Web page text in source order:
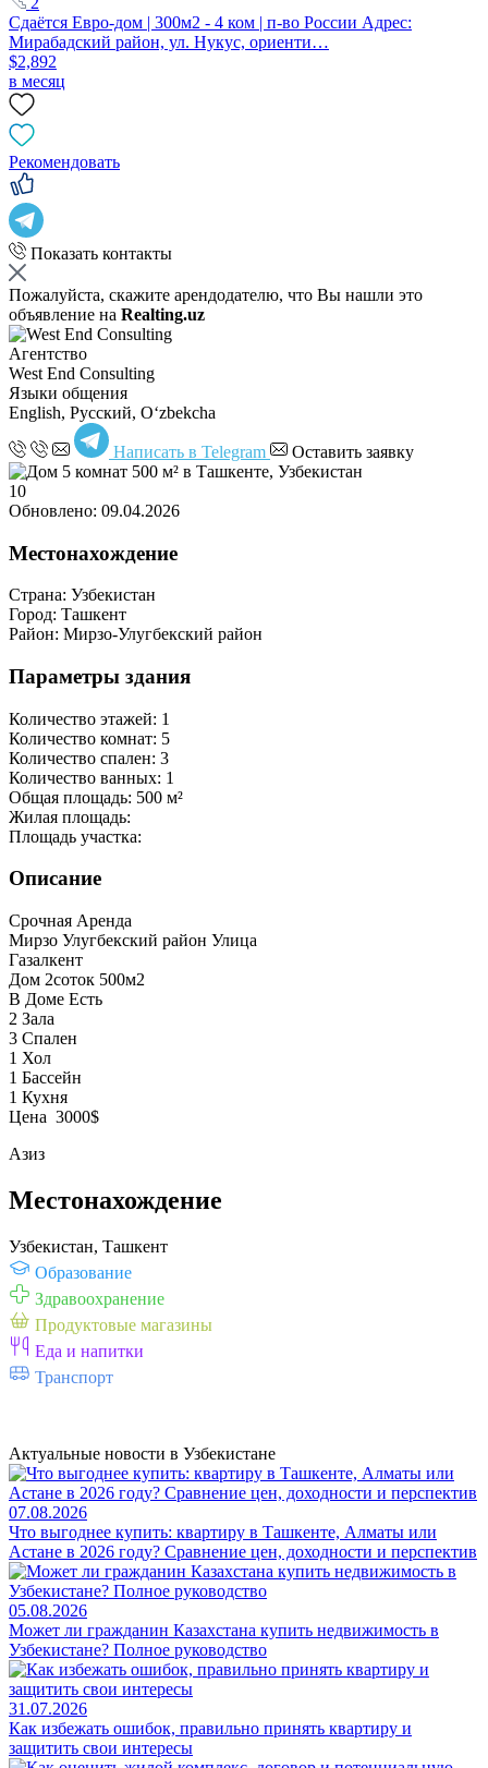
Сдаётся Евро-дом | 300м2 - 4 ком | п-во России Адрес:
Мирабадский район, ул. Нукус, ориенти…
$2,892
в месяц
Рекомендовать
Показать контакты
Пожалуйста, скажите арендодателю, что Вы нашли это
объявление на Realting.uz
Агентство
West End Consulting
Языки общения
English, Русский, Oʻzbekcha
Написать в Telegram Оставить заявку
10
Обновлено: 09.04.2026
Местонахождение
Страна: Узбекистан
Город: Ташкент
Район: Мирзо-Улугбекский район
Параметры здания
Количество этажей: 1
Количество комнат: 5
Количество спален: 3
Количество ванных: 1
Общая площадь: 500 м²
Жилая площадь:
Площадь участка:
Описание
Срочная Аренда
Мирзо Улугбекский район Улица
Газалкент
Дом 2соток 500м2
В Доме Есть
2 Зала
3 Спален
1 Хол
1 Бассейн
1 Кухня
Цена 3000$
Азиз
Местонахождение
Узбекистан, Ташкент
Образование
Здравоохранение
Продуктовые магазины
Еда и напитки
Транспорт
Актуальные новости в Узбекистане
07.08.2026
Что выгоднее купить: квартиру в Ташкенте, Алматы или
Астане в 2026 году? Сравнение цен, доходности и перспектив
05.08.2026
Может ли гражданин Казахстана купить недвижимость в
Узбекистане? Полное руководство
31.07.2026
Как избежать ошибок, правильно принять квартиру и
защитить свои интересы